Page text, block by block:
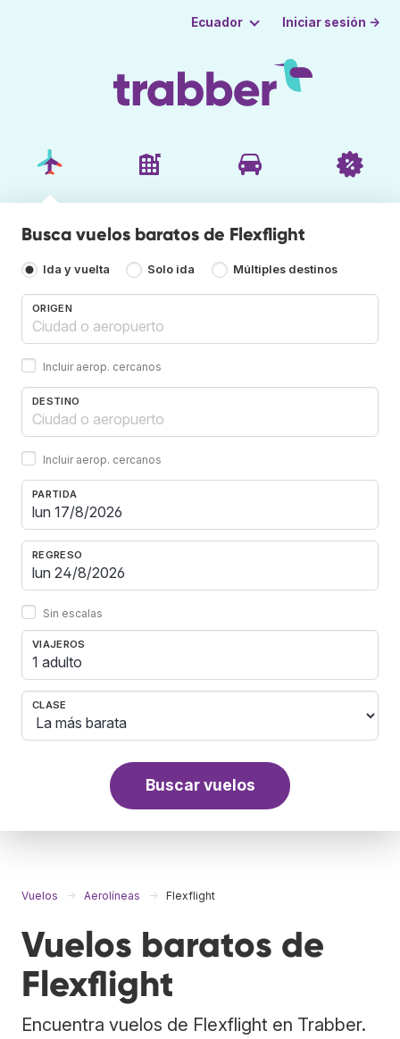
Ecuador Iniciar sesión →
Busca vuelos baratos de Flexflight
Ida y vuelta Solo ida Múltiples destinos
ORIGEN
Incluir aerop. cercanos
DESTINO
Incluir aerop. cercanos
PARTIDA
REGRESO
Sin escalas
VIAJEROS
1 adulto
CLASE
Buscar vuelos
Vuelos Aerolíneas Flexflight
Vuelos baratos de
Flexflight
Encuentra vuelos de Flexflight en Trabber.